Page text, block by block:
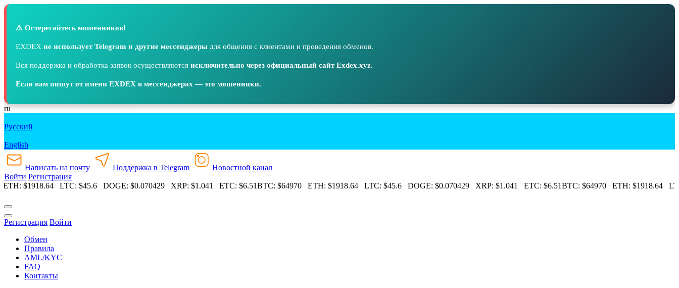
⚠️ Остерегайтесь мошенников!
EXDEX не использует Telegram и другие мессенджеры для общения с клиентами и проведения обменов.
Вся поддержка и обработка заявок осуществляются исключительно через официальный сайт Exdex.xyz.
Если вам пишут от имени EXDEX в мессенджерах — это мошенники.
ru
Русский
English
Написать на почту Поддержка в Telegram
Новостной канал
Войти Регистрация
$1918.64 LTC:$45.6 DOGE:$0.070429 XRP:$1.041 ETC:$6.51BTC:$64970 ETH:$1918.64 LTC:$45.6 DOGE:$0.070429 XRP:$1.041 ETC:$6.51BTC:$64970 ETH:$1918.64
Регистрация Войти
Обмен
Правила
AML/KYC
FAQ
Контакты